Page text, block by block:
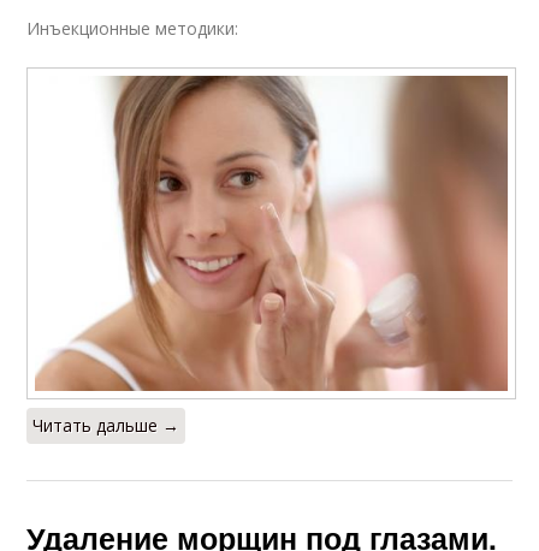
Инъекционные методики:
Читать дальше →
Удаление морщин под глазами.